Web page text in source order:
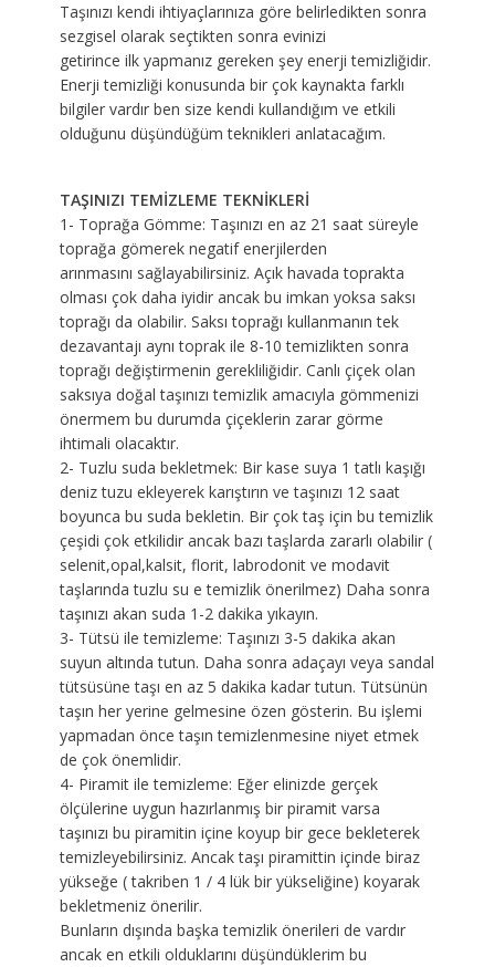
Taşınızı kendi ihtiyaçlarınıza göre belirledikten sonra
sezgisel olarak seçtikten sonra evinizi
getirince ilk yapmanız gereken şey enerji temizliğidir.
Enerji temizliği konusunda bir çok kaynakta farklı
bilgiler vardır ben size kendi kullandığım ve etkili
olduğunu düşündüğüm teknikleri anlatacağım.
TAŞINIZI TEMİZLEME TEKNİKLERİ
1- Toprağa Gömme: Taşınızı en az 21 saat süreyle
toprağa gömerek negatif enerjilerden
arınmasını sağlayabilirsiniz. Açık havada toprakta
olması çok daha iyidir ancak bu imkan yoksa saksı
toprağı da olabilir. Saksı toprağı kullanmanın tek
dezavantajı aynı toprak ile 8-10 temizlikten sonra
toprağı değiştirmenin gerekliliğidir. Canlı çiçek olan
saksıya doğal taşınızı temizlik amacıyla gömmenizi
önermem bu durumda çiçeklerin zarar görme
ihtimali olacaktır.
2- Tuzlu suda bekletmek: Bir kase suya 1 tatlı kaşığı
deniz tuzu ekleyerek karıştırın ve taşınızı 12 saat
boyunca bu suda bekletin. Bir çok taş için bu temizlik
çeşidi çok etkilidir ancak bazı taşlarda zararlı olabilir (
selenit,opal,kalsit, florit, labrodonit ve modavit
taşlarında tuzlu su e temizlik önerilmez) Daha sonra
taşınızı akan suda 1-2 dakika yıkayın.
3- Tütsü ile temizleme: Taşınızı 3-5 dakika akan
suyun altında tutun. Daha sonra adaçayı veya sandal
tütsüsüne taşı en az 5 dakika kadar tutun. Tütsünün
taşın her yerine gelmesine özen gösterin. Bu işlemi
yapmadan önce taşın temizlenmesine niyet etmek
de çok önemlidir.
4- Piramit ile temizleme: Eğer elinizde gerçek
ölçülerine uygun hazırlanmış bir piramit varsa
taşınızı bu piramitin içine koyup bir gece bekleterek
temizleyebilirsiniz. Ancak taşı piramittin içinde biraz
yükseğe ( takriben 1 / 4 lük bir yükseliğine) koyarak
bekletmeniz önerilir.
Bunların dışında başka temizlik önerileri de vardır
ancak en etkili olduklarını düşündüklerim bu